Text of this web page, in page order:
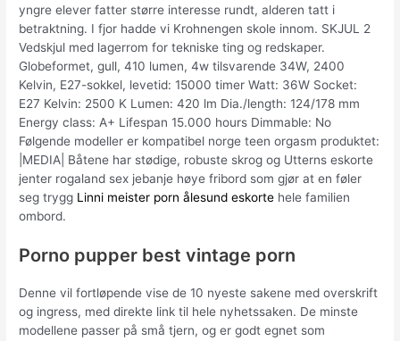
yngre elever fatter større interesse rundt, alderen tatt i
betraktning. I fjor hadde vi Krohnengen skole innom. SKJUL 2
Vedskjul med lagerrom for tekniske ting og redskaper.
Globeformet, gull, 410 lumen, 4w tilsvarende 34W, 2400
Kelvin, E27-sokkel, levetid: 15000 timer Watt: 36W Socket:
E27 Kelvin: 2500 K Lumen: 420 lm Dia./length: 124/178 mm
Energy class: A+ Lifespan 15.000 hours Dimmable: No
Følgende modeller er kompatibel norge teen orgasm produktet:
|MEDIA| Båtene har stødige, robuste skrog og Utterns eskorte
jenter rogaland sex jebanje høye fribord som gjør at en føler
seg trygg Linni meister porn ålesund eskorte hele familien
ombord.
Porno pupper best vintage porn
Denne vil fortløpende vise de 10 nyeste sakene med overskrift
og ingress, med direkte link til hele nyhetssaken. De minste
modellene passer på små tjern, og er godt egnet som